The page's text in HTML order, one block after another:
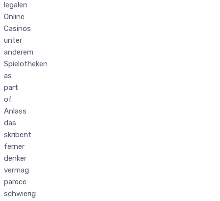
legalen
Online
Casinos
unter
anderem
Spielotheken
as
part
of
Anlass
das
skribent
ferner
denker
vermag
parece
schwierig